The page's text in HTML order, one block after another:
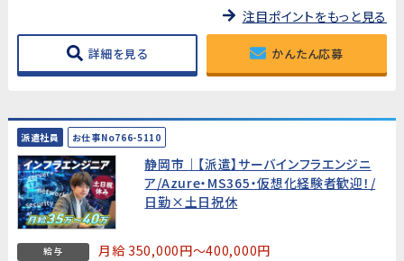
注目ポイントをもっと見る
詳細を見る かんたん応募
派遣社員 お仕事No766-5110
静岡市｜【派遣】サーバインフラエンジニ
ア/Azure・MS365・仮想化経験者歓迎！/
日勤×土日祝休
給与 月給 350,000円～400,000円